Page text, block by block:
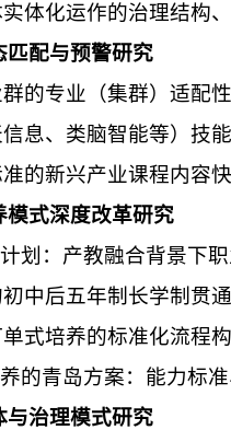
体化运作的治理结构
匹配与预警研究
群的专业（集群）适配
息、类脑智能等）技
的新兴产业课程内容
模式深度改革研究
划：产教融合背景下
中后五年制长学制贯
式培养的标准化流程
的青岛方案：能力标
与治理模式研究